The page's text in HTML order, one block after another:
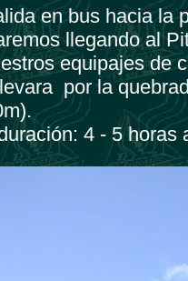
en bus hacia la
llegando al
equipajes de
por la
4 - 5 horas